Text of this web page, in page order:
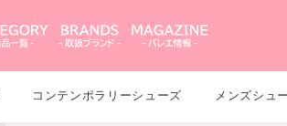
コンテンポラリーシューズ メンズシュ